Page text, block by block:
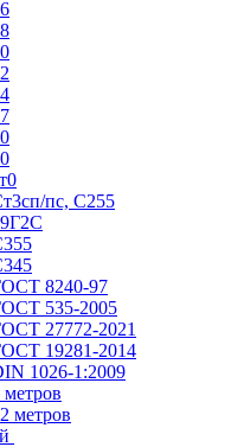
пс, С255
8240-97
535-2005
27772-2021
19281-2014
1026-1:2009
метров